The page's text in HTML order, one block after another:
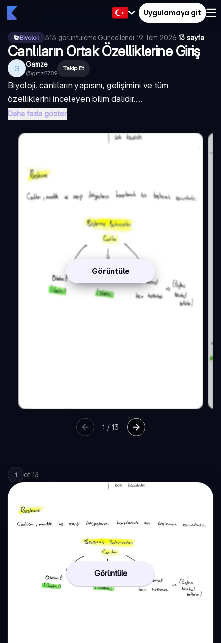
Uygulamaya git
Biyoloji 313 görüntüleme·Güncellendi 19 Tem 2026·13 sayfa
Canlıların Ortak Özelliklerine Giriş
G Gamze
@gmz2789
Takip Et
Biyoloji, canlıların yapısını, gelişimini ve tüm
özelliklerini inceleyen bilim dalıdır....
Daha fazla göster
Görüntüle
1 / 13
1 of 13
Görüntüle